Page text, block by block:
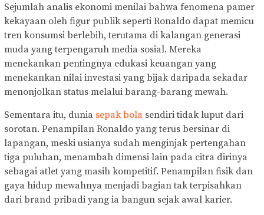
Sejumlah analis ekonomi menilai bahwa fenomena pamer
kekayaan oleh figur publik seperti Ronaldo dapat memicu
tren konsumsi berlebih, terutama di kalangan generasi
muda yang terpengaruh media sosial. Mereka
menekankan pentingnya edukasi keuangan yang
menekankan nilai investasi yang bijak daripada sekadar
menonjolkan status melalui barang-barang mewah.
Sementara itu, dunia sepak bola sendiri tidak luput dari
sorotan. Penampilan Ronaldo yang terus bersinar di
lapangan, meski usianya sudah menginjak pertengahan
tiga puluhan, menambah dimensi lain pada citra dirinya
sebagai atlet yang masih kompetitif. Penampilan fisik dan
gaya hidup mewahnya menjadi bagian tak terpisahkan
dari brand pribadi yang ia bangun sejak awal karier.